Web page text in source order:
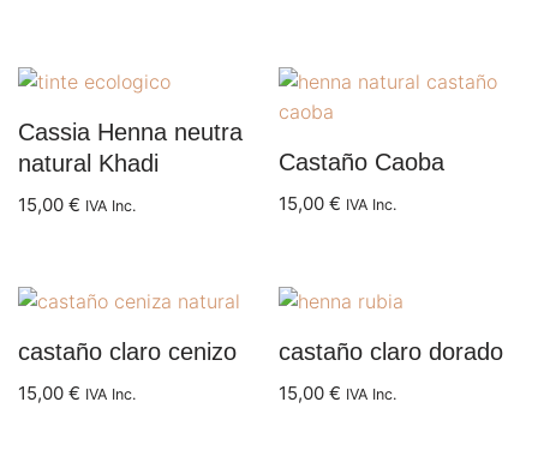
Cassia Henna neutra
natural Khadi
15,00 € IVA Inc.
Castaño Caoba
15,00€ IVA Inc.
castaño claro cenizo
15,00 € IVA Inc.
castaño claro dorado
15,00€ IVA Inc.